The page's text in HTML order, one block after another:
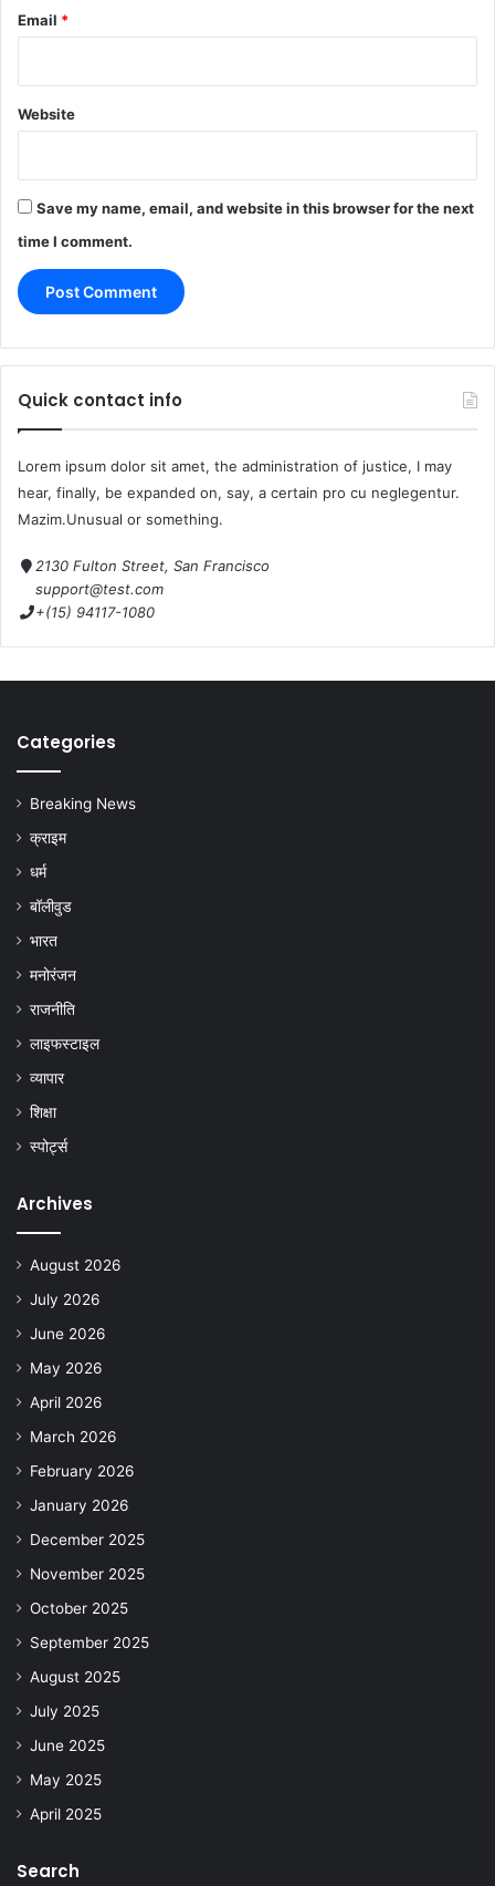
Email *
Website
Save my name, email, and website in this browser for the next
time I comment.
Quick contact info
Lorem ipsum dolor sit amet, the administration of justice, I may
hear, finally, be expanded on, say, a certain pro cu neglegentur.
Mazim.Unusual or something.
2130 Fulton Street, San Francisco
support@test.com
+(15) 94117-1080
Categories
Breaking News
क्राइम
धर्म
बॉलीवुड
भारत
मनोरंजन
राजनीति
लाइफस्टाइल
व्यापार
शिक्षा
स्पोर्ट्स
Archives
August 2026
July 2026
June 2026
May 2026
April 2026
March 2026
February 2026
January 2026
December 2025
November 2025
October 2025
September 2025
August 2025
July 2025
June 2025
May 2025
April 2025
Search